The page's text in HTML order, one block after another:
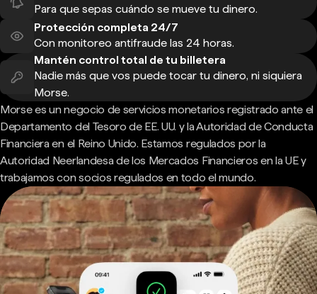
Para que sepas cuándo se mueve tu dinero.
Protección completa 24/7
Con monitoreo antifraude las 24 horas.
Mantén control total de tu billetera
Nadie más que vos puede tocar tu dinero, ni siquiera
Morse.
Morse es un negocio de servicios monetarios registrado ante el
Departamento del Tesoro de EE. UU. y la Autoridad de Conducta
Financiera en el Reino Unido. Estamos regulados por la
Autoridad Neerlandesa de los Mercados Financieros en la UE y
trabajamos con socios regulados en todo el mundo.